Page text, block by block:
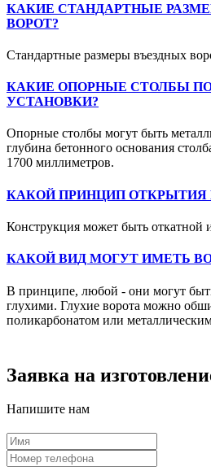
КАКИЕ СТАНДАРТНЫЕ
ВОРОТ?
Стандартные размеры въездных
КАКИЕ ОПОРНЫЕ СТОЛБЫ
УСТАНОВКИ?
Опорные столбы могут быть
глубина бетонного основания
1700 миллиметров.
КАКОЙ ПРИНЦИП ОТКРЫТИЯ
Конструкция может быть откатной
КАКОЙ ВИД МОГУТ ИМЕТЬ
В принципе, любой - они могут
глухими. Глухие ворота можно
поликарбонатом или
Заявка на
Напишите нам